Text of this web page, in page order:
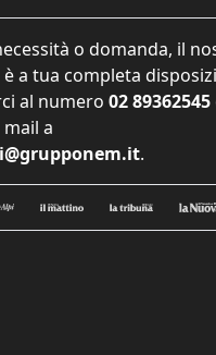
o domanda, il
a tua completa
al numero 02 89362545
a
.